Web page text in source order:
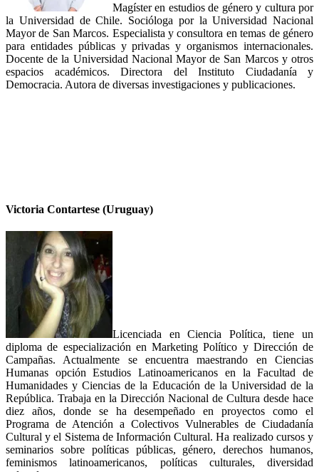
Magíster en estudios de género y cultura por
la Universidad de Chile. Socióloga por la Universidad Nacional
Mayor de San Marcos. Especialista y consultora en temas de género
para entidades públicas y privadas y organismos internacionales.
Docente de la Universidad Nacional Mayor de San Marcos y otros
espacios académicos. Directora del Instituto Ciudadanía y
Democracia. Autora de diversas investigaciones y publicaciones.
Victoria Contartese (Uruguay)
Licenciada en Ciencia Política, tiene un
diploma de especialización en Marketing Político y Dirección de
Campañas. Actualmente se encuentra maestrando en Ciencias
Humanas opción Estudios Latinoamericanos en la Facultad de
Humanidades y Ciencias de la Educación de la Universidad de la
República. Trabaja en la Dirección Nacional de Cultura desde hace
diez años, donde se ha desempeñado en proyectos como el
Programa de Atención a Colectivos Vulnerables de Ciudadanía
Cultural y el Sistema de Información Cultural. Ha realizado cursos y
seminarios sobre políticas públicas, género, derechos humanos,
feminismos latinoamericanos, políticas culturales, diversidad